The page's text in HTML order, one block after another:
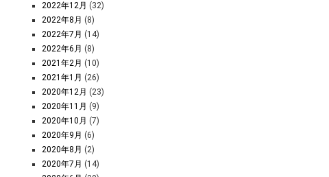
2022年12月 (32)
2022年8月 (8)
2022年7月 (14)
2022年6月 (8)
2021年2月 (10)
2021年1月 (26)
2020年12月 (23)
2020年11月 (9)
2020年10月 (7)
2020年9月 (6)
2020年8月 (2)
2020年7月 (14)